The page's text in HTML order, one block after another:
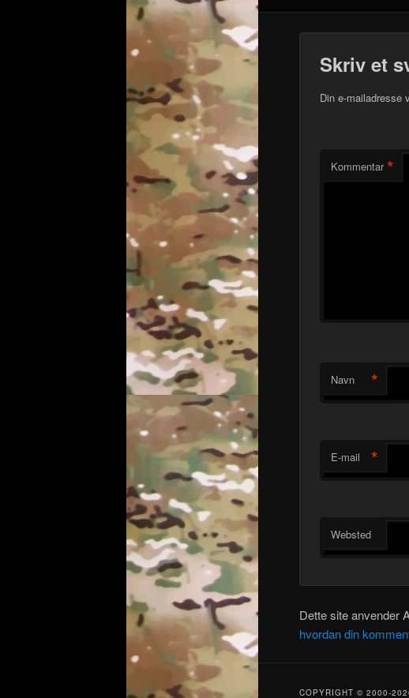
Skriv et
Din e-mailadresse
Kommentar *
Navn *
E-mail *
Websted
Dette site anvender
hvordan din
COPYRIGHT © 2000-